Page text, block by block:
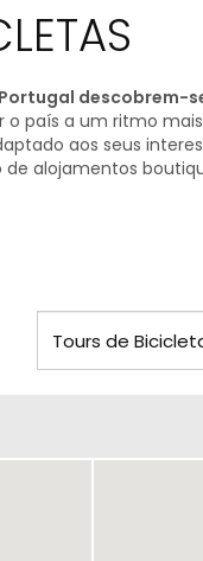
descobrem-
país a um ritmo
aos seus
alojamentos